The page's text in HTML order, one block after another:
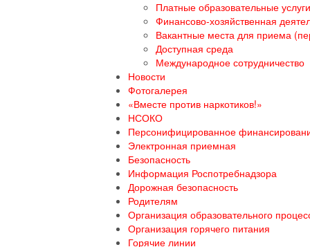
Платные образовательные услуги
Финансово-хозяйственная
Вакантные места для приема
Доступная среда
Международное сотрудничество
Новости
Фотогалерея
«Вместе против наркотиков!»
НСОКО
Персонифицированное
Электронная приемная
Безопасность
Информация Роспотребнадзора
Дорожная безопасность
Родителям
Организация образовательного
Организация горячего питания
Горячие линии